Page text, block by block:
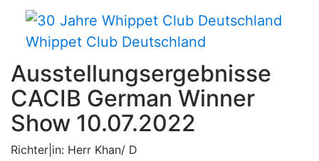
Whippet Club Deutschland
Ausstellungsergebnisse
CACIB German Winner
Show 10.07.2022
Richter|in: Herr Khan/ D